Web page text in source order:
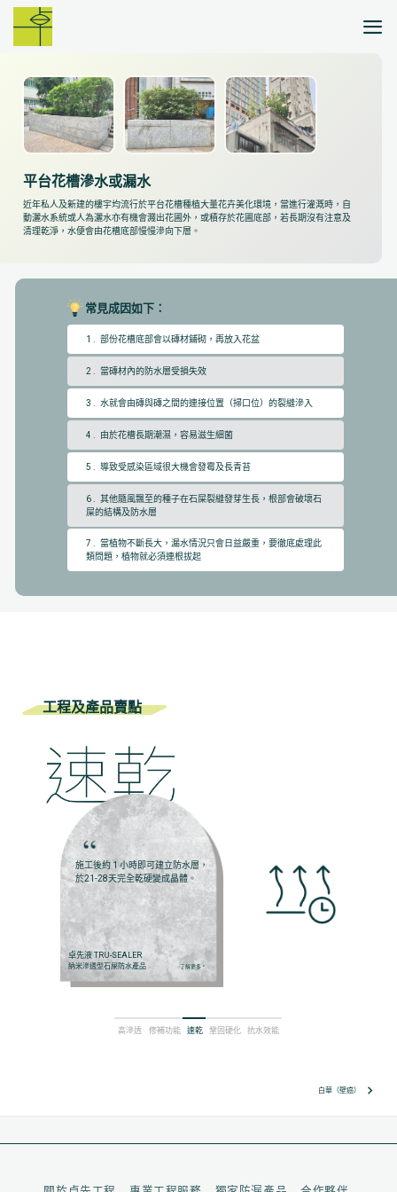
Skip
6 . 其他隨風飄至的種子在石屎裂縫發芽生長，根部會破壞石
屎的結構及防水層
平台花槽滲水或漏水
近年私人及新建的樓宇均流行於平台花槽種植大量花卉美化環境，當進行灌溉時，自
動灑水系統或人為灑水亦有機會濺出花圃外，或積存於花圃底部，若長期沒有注意及
清理乾淨，水便會由花槽底部慢慢滲向下層。
常見成因如下：
1 . 部份花槽底部會以磚材鋪砌，再放入花盆
2 . 當磚材內的防水層受損失效
3 . 水就會由磚與磚之間的連接位置（掃口位）的裂縫滲入
4 . 由於花槽長期潮濕，容易滋生細菌
5 . 導致受感染區域很大機會發霉及長青苔
7 . 當植物不斷長大，漏水情況只會日益嚴重，要徹底處理此
類問題，植物就必須連根拔起
納米滲透型石屎防水產品
施工後約 1 小時即可建立防水層，
於21-28天完全乾硬變成晶體。
卓先液 TRU-SEALER
了解更多 arrow_right
抗水效能
工程及產品賣點
鞏固硬化
速乾
修補功能
高滲透
keyboard_arrow_right
白華（壁癌）